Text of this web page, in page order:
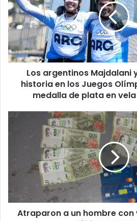
Los argentinos Majdalani
historia en los Juegos
medalla de plata en
Atraparon a un hombre